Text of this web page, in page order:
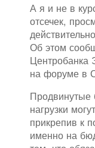
А я и не в
отсечек,
Об этом
Центробанка
на форуме в
Продвинутые
нагрузки
прикрепив к
именно на